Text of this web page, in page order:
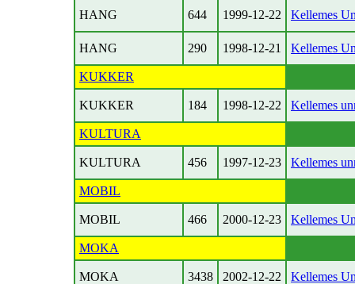
HANG 644 1999-12-22 Kellemes
HANG 290 1998-12-21 Kellemes
KUKKER
KUKKER 184 1998-12-22 Kellemes
KULTURA
KULTURA 456 1997-12-23 Kellemes
MOBIL
MOBIL 466 2000-12-23 Kellemes
MOKA
MOKA 3438 2002-12-22 Kellemes